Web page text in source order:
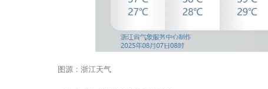
图源：浙江天气